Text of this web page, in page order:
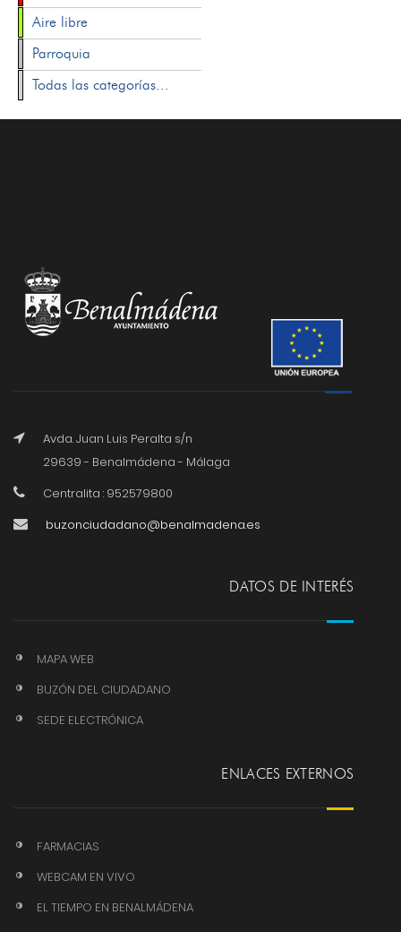
Aire libre
Parroquia
Todas las categorías...
Avda. Juan Luis Peralta s/n
29639 - Benalmádena - Málaga
Centralita : 952579800
buzonciudadano@benalmadena.es
DATOS DE INTERÉS
MAPA WEB
BUZÓN DEL CIUDADANO
SEDE ELECTRÓNICA
ENLACES EXTERNOS
FARMACIAS
WEBCAM EN VIVO
EL TIEMPO EN BENALMÁDENA